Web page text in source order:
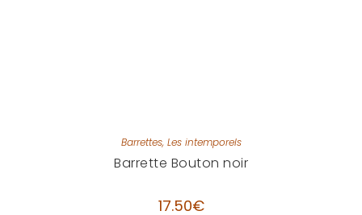
Barrettes, Les intemporels
Barrette Bouton noir
17.50€